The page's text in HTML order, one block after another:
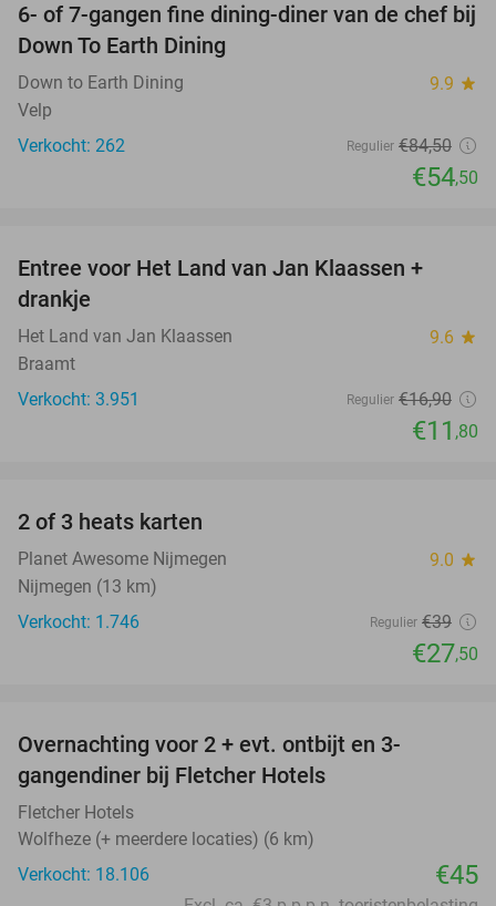
36%
6- of 7-gangen fine dining-diner van de chef bij
Down To Earth Dining
Down to Earth Dining 9.9 star
Velp
Verkocht: 262
Regulier €84,50
€54,50
Entree voor Het Land van Jan Klaassen +
drankje
Het Land van Jan Klaassen 9.6 star
Braamt
Verkocht: 3.951
Regulier €16,90
€11 ,80
2 of 3 heats karten
Planet Awesome Nijmegen 9.0 star
Nijmegen (13 km)
Verkocht: 1.746
Regulier €39
€27,50
Overnachting voor 2 + evt. ontbijt en 3-
gangendiner bij Fletcher Hotels
Fletcher Hotels
Wolfheze (+ meerdere locaties) (6 km)
Verkocht: 18.106
€45